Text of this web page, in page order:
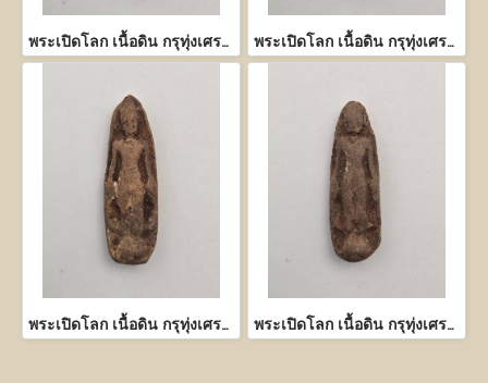
พระเปิดโลก เนื้อดิน กรุทุ่งเศรษฐี กำแพงเพชร พระเปิดโลก เนื้อดิน กรุทุ่งเศรษฐี กำแพงเพชร
พระเปิดโลก เนื้อดิน กรุทุ่งเศรษฐี กำแพงเพชร พระเปิดโลก เนื้อดิน กรุทุ่งเศรษฐี กำแพงเพชร